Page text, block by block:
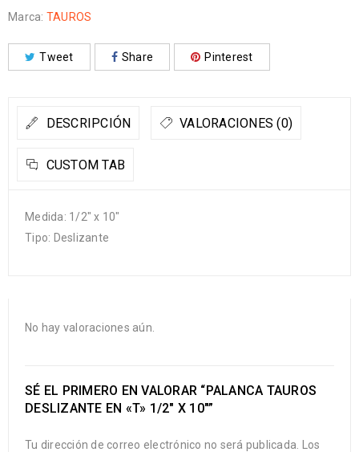
Marca: TAUROS
Tweet Share Pinterest
DESCRIPCIÓN VALORACIONES (0)
CUSTOM TAB
Medida: 1/2″ x 10″
Tipo: Deslizante
No hay valoraciones aún.
SÉ EL PRIMERO EN VALORAR “PALANCA TAUROS
DESLIZANTE EN «T» 1/2″ X 10″”
Tu dirección de correo electrónico no será publicada. Los